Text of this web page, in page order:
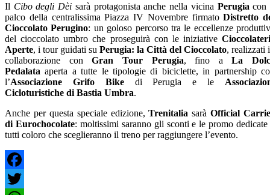
Il Cibo degli Dèi sarà protagonista anche nella vicina Perugia con
palco della centralissima Piazza IV Novembre firmatoDistretto
Cioccolato Perugino: un goloso percorso tra le eccellenze
del cioccolato umbro che proseguirà con le iniziative
Aperte, i tour guidati su Perugia: la Città del Cioccolato, realizzati
collaborazione conGran Tour Perugia, fino aLa
Pedalataaperta a tutte le tipologie di biciclette, in partnership
l’Associazione Grifo Bike di Perugia e le
Cicloturistiche di Bastia Umbra.
Anche per questa speciale edizione,TrenitaliasaràOfficial
di Eurochocolate: moltissimi saranno gli sconti e le promo dedicate
tutti coloro che sceglieranno il treno per raggiungere l’evento.
Facebook